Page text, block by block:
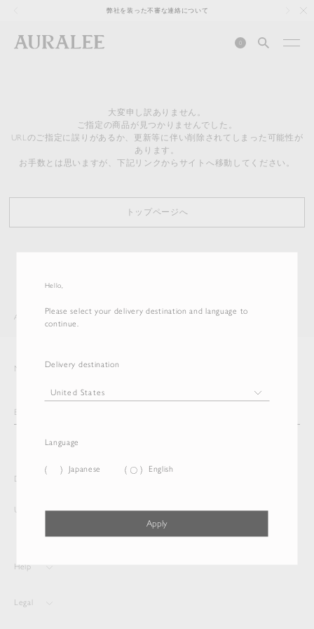
Hello,
Please select your delivery destination and language to
continue.
Delivery destination
Language
Japanese English
Apply
弊社を装った不審な連絡について
0
大変申し訳ありません。
ご指定の商品が見つかりませんでした。
URLのご指定に誤りがあるか、更新等に伴い削除されてしまった可能性が
あります。
お手数とは思いますが、下記リンクからサイトへ移動してください。
トップページへ
AURALEE ITEM
Newsletter
Delivery destination and Language
United States Japanese
Help
Legal